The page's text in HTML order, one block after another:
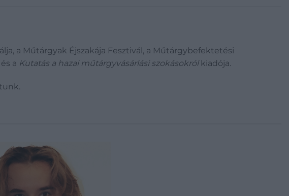
a Műtárgyak Éjszakája Fesztivál, a Műtárgybefektetési
és a Kutatás a hazai műtárgyvásárlási szokásokrólkiadója.